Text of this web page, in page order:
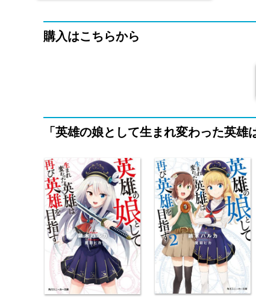
購入はこちらから
「英雄の娘として生まれ変わった英